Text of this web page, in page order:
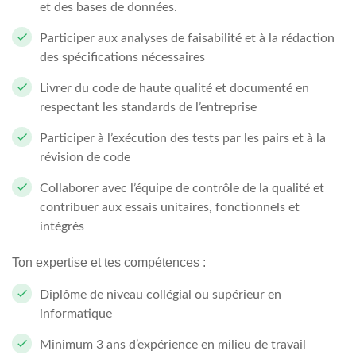
et des bases de données.
Participer aux analyses de faisabilité et à la rédaction
des spécifications nécessaires
Livrer du code de haute qualité et documenté en
respectant les standards de l’entreprise
Participer à l’exécution des tests par les pairs et à la
révision de code
Collaborer avec l’équipe de contrôle de la qualité et
contribuer aux essais unitaires, fonctionnels et
intégrés
Ton expertise et tes compétences :
Diplôme de niveau collégial ou supérieur en
informatique
Minimum 3 ans d’expérience en milieu de travail